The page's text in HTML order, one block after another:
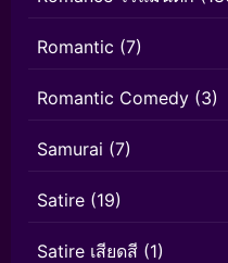
Romantic (7)
Romantic Comedy (3)
Samurai (7)
Satire (19)
Satire เสียดสี (1)